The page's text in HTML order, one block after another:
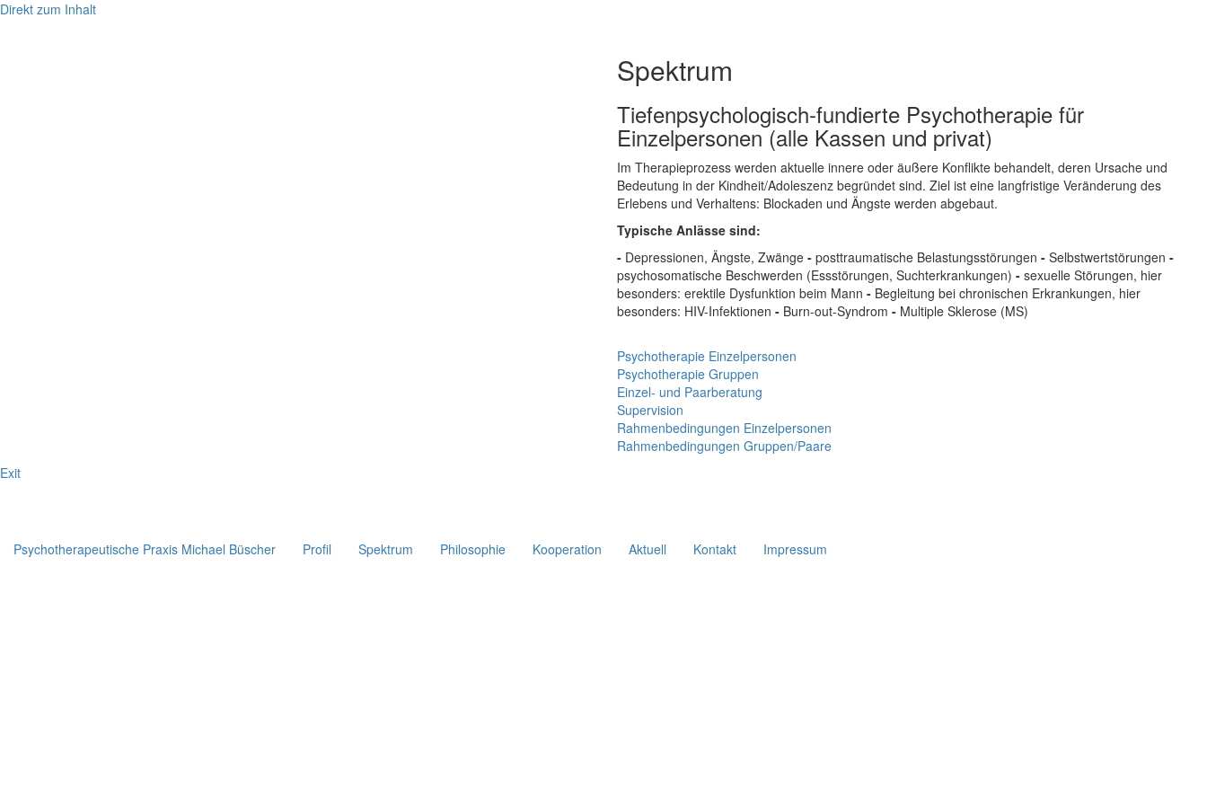
Direkt zum Inhalt
Spektrum
Tiefenpsychologisch-fundierte Psychotherapie für
Einzelpersonen (alle Kassen und privat)
Im Therapieprozess werden aktuelle innere oder äußere Konflikte behandelt, deren Ursache und
Bedeutung in der Kindheit/Adoleszenz begründet sind. Ziel ist eine langfristige Veränderung des
Erlebens und Verhaltens: Blockaden und Ängste werden abgebaut.
Typische Anlässe sind:
- Depressionen, Ängste, Zwänge - posttraumatische Belastungsstörungen - Selbstwertstörungen -
psychosomatische Beschwerden (Essstörungen, Suchterkrankungen) - sexuelle Störungen, hier
besonders: erektile Dysfunktion beim Mann - Begleitung bei chronischen Erkrankungen, hier
besonders: HIV-Infektionen - Burn-out-Syndrom - Multiple Sklerose (MS)
Psychotherapie Einzelpersonen
Psychotherapie Gruppen
Einzel- und Paarberatung
Supervision
Rahmenbedingungen Einzelpersonen
Rahmenbedingungen Gruppen/Paare
Exit
Psychotherapeutische Praxis Michael Büscher Profil Spektrum Philosophie Kooperation Aktuell Kontakt Impressum